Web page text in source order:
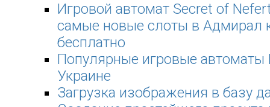
Игровой автомат Secret of
самые новые слоты в Адмирал
бесплатно
Популярные игровые автоматы
Украине
Загрузка изображения в базу